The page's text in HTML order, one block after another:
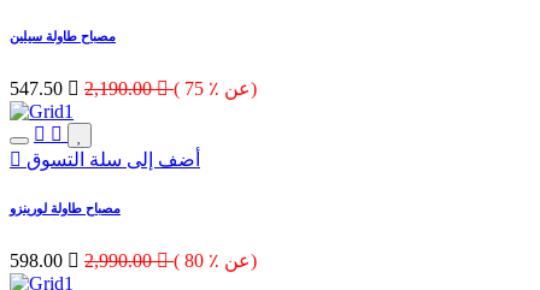
مصباح طاولة سيلين
547.50  2,190.00 ( 75 ٪ عن)
أضف إلى سلة التسوق
مصباح طاولة لورينزو
598.00  2,990.00 ( 80 ٪ عن)